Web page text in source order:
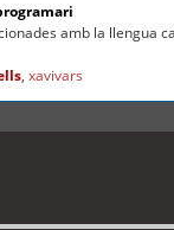
amb la llengua
, xavivars